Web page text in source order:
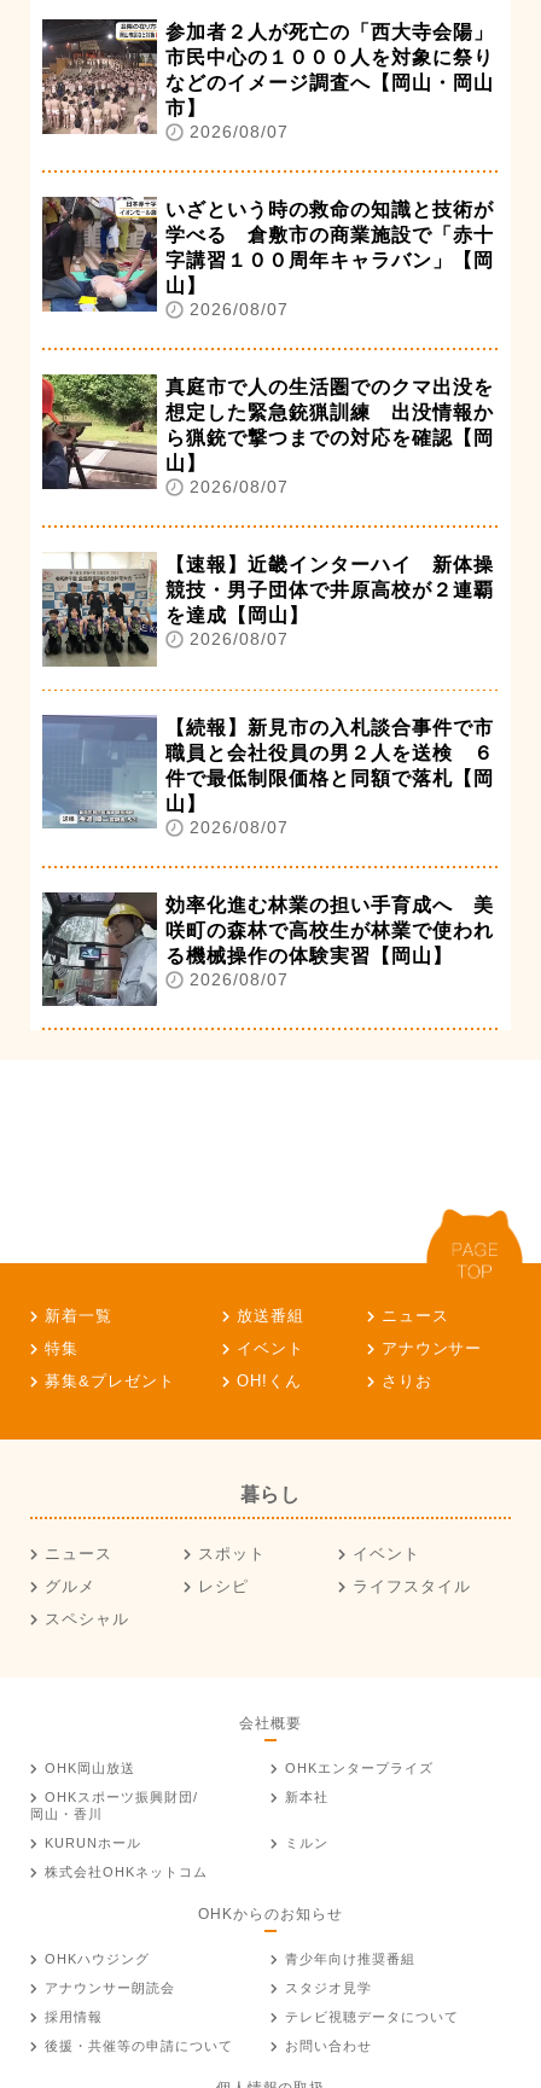
参加者２人が死亡の「西大寺会陽」
市民中心の１０００人を対象に祭り
などのイメージ調査へ【岡山・岡山
市】
2026/08/07
いざという時の救命の知識と技術が
学べる 倉敷市の商業施設で「赤十
字講習１００周年キャラバン」【岡
山】
2026/08/07
真庭市で人の生活圏でのクマ出没を
想定した緊急銃猟訓練 出没情報か
ら猟銃で撃つまでの対応を確認【岡
山】
2026/08/07
【速報】近畿インターハイ 新体操
競技・男子団体で井原高校が２連覇
を達成【岡山】
2026/08/07
【続報】新見市の入札談合事件で市
職員と会社役員の男２人を送検 ６
件で最低制限価格と同額で落札【岡
山】
2026/08/07
効率化進む林業の担い手育成へ 美
咲町の森林で高校生が林業で使われ
る機械操作の体験実習【岡山】
2026/08/07
新着一覧 放送番組
ニュース
特集
イベント
アナウンサー
募集&プレゼント
OH!くん さりお
暮らし
ニュース スポット
イベント
グルメ
レシピ
ライフスタイル
スペシャル
会社概要
OHK岡山放送
OHKエンタープライズ
OHKスポーツ振興財団/
岡山・香川
新本社
KURUNホール
ミルン
株式会社OHKネットコム
OHKからのお知らせ
OHKハウジング
青少年向け推奨番組
アナウンサー朗読会
スタジオ見学
採用情報
テレビ視聴データについて
後援・共催等の申請について
お問い合わせ